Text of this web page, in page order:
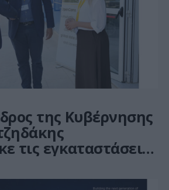
της Κυβέρνησης
τις εγκαταστάσεις
Aegean στην